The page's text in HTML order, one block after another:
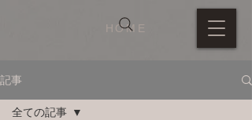
HOME
記事
全ての記事